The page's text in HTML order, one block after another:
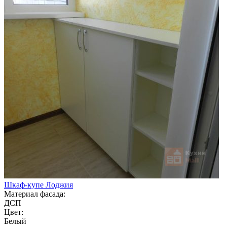
Шкаф-купе Лоджия
Материал фасада:
ДСП
Цвет:
Белый